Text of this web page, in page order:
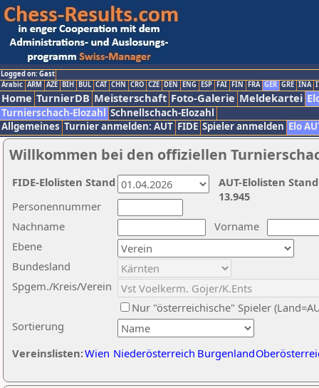
Logged on: Gast
Arabic ARM AZE BIH BUL CAT CHN CRO CZE DEN ENG ESP FAI FIN FRA GER GRE INA
Home TurnierDB Meisterschaft Foto-Galerie Meldekartei
Turnierschach-Elozahl Schnellschach-Elozahl
Allgemeines Turnier anmelden: AUT FIDE Spieler anmelden Elo
Willkommen bei den offiziellen
Nachname
Vorname
Ebene
Sortierung
Personennummer
Bundesland
Spgem./Kreis/Verein
Nur "österreichische" Spieler
Vereinslisten:Wien Niederösterreich Burgenland
AUT-Elolisten
13.945
FIDE-Elolisten Stand